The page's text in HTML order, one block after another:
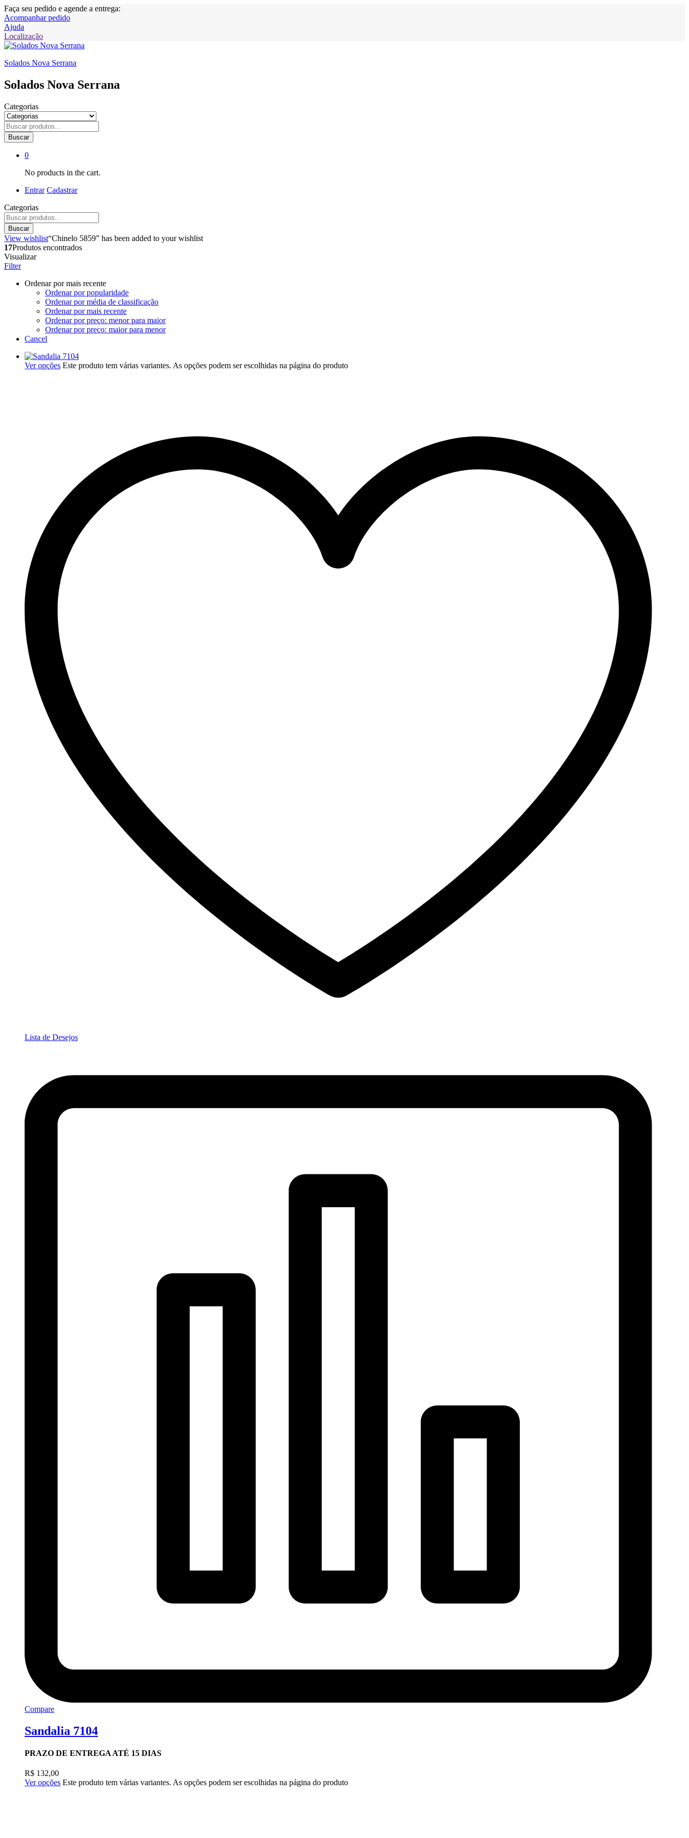
Faça seu pedido e agende a entrega:
Acompanhar pedido
Ajuda
Localização
Solados Nova Serrana
Solados Nova Serrana
Categorias
Buscar
0
No products in the cart.
Entrar Cadastrar
Categorias
Buscar
View wishlist“Chinelo 5859” has been added to your wishlist
17Produtos encontrados
Visualizar
Filter
Ordenar por mais recente
Ordenar por popularidade
Ordenar por média de classificação
Ordenar por mais recente
Ordenar por preço: menor para maior
Ordenar por preço: maior para menor
Cancel
Ver opções Este produto tem várias variantes. As opções podem ser escolhidas na página do produto
Lista de Desejos
Compare
Sandalia 7104
PRAZO DE ENTREGA ATÉ 15 DIAS
R$ 132,00
Ver opções Este produto tem várias variantes. As opções podem ser escolhidas na página do produto